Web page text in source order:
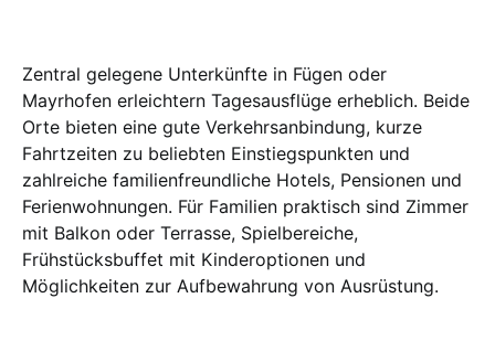
Zentral gelegene Unterkünfte in Fügen oder
Mayrhofen erleichtern Tagesausflüge erheblich. Beide
Orte bieten eine gute Verkehrsanbindung, kurze
Fahrtzeiten zu beliebten Einstiegspunkten und
zahlreiche familienfreundliche Hotels, Pensionen und
Ferienwohnungen. Für Familien praktisch sind Zimmer
mit Balkon oder Terrasse, Spielbereiche,
Frühstücksbuffet mit Kinderoptionen und
Möglichkeiten zur Aufbewahrung von Ausrüstung.